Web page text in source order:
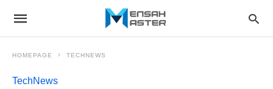
HOMEPAGE TECHNEWS
TechNews